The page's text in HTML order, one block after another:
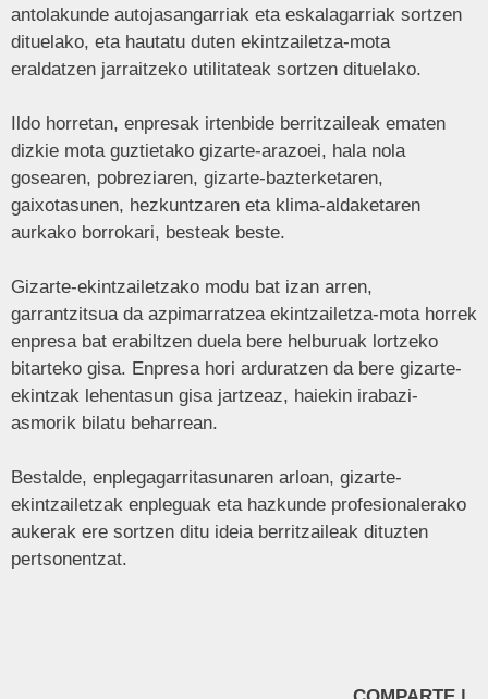
antolakunde autojasangarriak eta eskalagarriak sortzen
dituelako, eta hautatu duten ekintzailetza-mota
eraldatzen jarraitzeko utilitateak sortzen dituelako.
Ildo horretan, enpresak irtenbide berritzaileak ematen
dizkie mota guztietako gizarte-arazoei, hala nola
gosearen, pobreziaren, gizarte-bazterketaren,
gaixotasunen, hezkuntzaren eta klima-aldaketaren
aurkako borrokari, besteak beste.
Gizarte-ekintzailetzako modu bat izan arren,
garrantzitsua da azpimarratzea ekintzailetza-mota horrek
enpresa bat erabiltzen duela bere helburuak lortzeko
bitarteko gisa. Enpresa hori arduratzen da bere gizarte-
ekintzak lehentasun gisa jartzeaz, haiekin irabazi-
asmorik bilatu beharrean.
Bestalde, enplegagarritasunaren arloan, gizarte-
ekintzailetzak enpleguak eta hazkunde profesionalerako
aukerak ere sortzen ditu ideia berritzaileak dituzten
pertsonentzat.